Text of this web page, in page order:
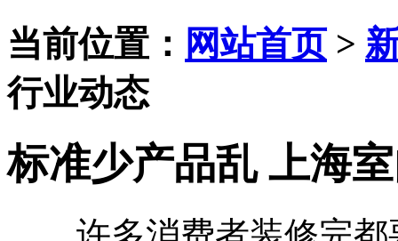
当前位置： 网站首页>
行业动态
标准少产品乱 上海